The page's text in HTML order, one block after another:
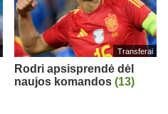
Transferai
Rodri apsisprendė dėl
naujos komandos (13)